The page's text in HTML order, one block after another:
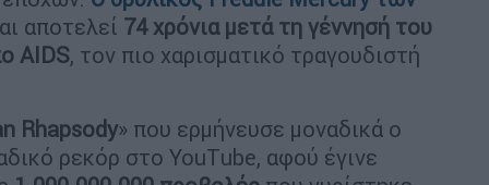
αποτελεί 74 χρόνια μετά τη γέννησή του
AIDS, τον πιο χαρισματικό τραγουδιστή
Rhapsody» που ερμήνευσε μοναδικά ο
ρεκόρ στο YouΤube, αφού έγινε